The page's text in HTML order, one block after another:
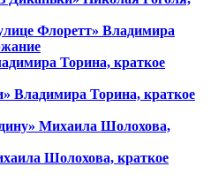
Флоретт» Владимира
Торина, краткое
Владимира Торина, краткое
Михаила Шолохова,
Шолохова, краткое